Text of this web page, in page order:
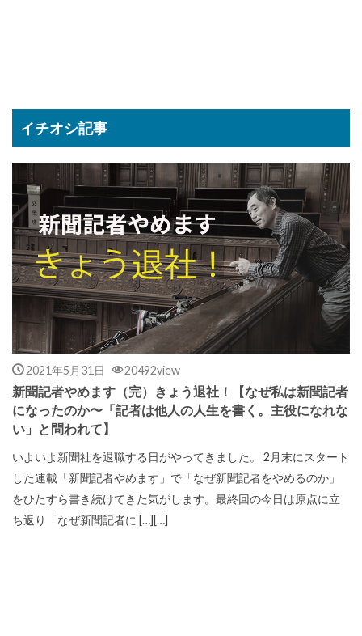
イチオシ記事
2021年5月31日 20492view
新聞記者やめます（完）きょう退社！【なぜ私は新聞記者
になったのか〜「記者は他人の人生を書く。主役になれな
い」と問われて】
いよいよ新聞社を退職する日がやってきました。 2月末にスタート
した連載「新聞記者やめます」で「なぜ新聞記者をやめるのか」
をひたすら書き続けてきた気がします。最終回の今日は原点に立
ち返り「なぜ新聞記者に […][…]